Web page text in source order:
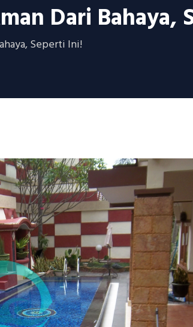
Dari Bahaya,
Seperti Ini!